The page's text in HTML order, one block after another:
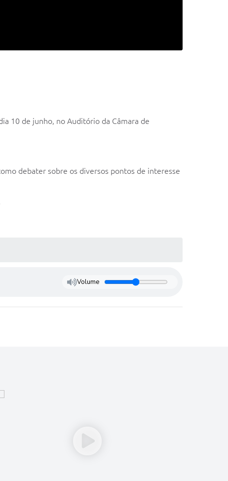
10 de junho, no Auditório da Câmara de
debater sobre os diversos pontos de interesse
Volume